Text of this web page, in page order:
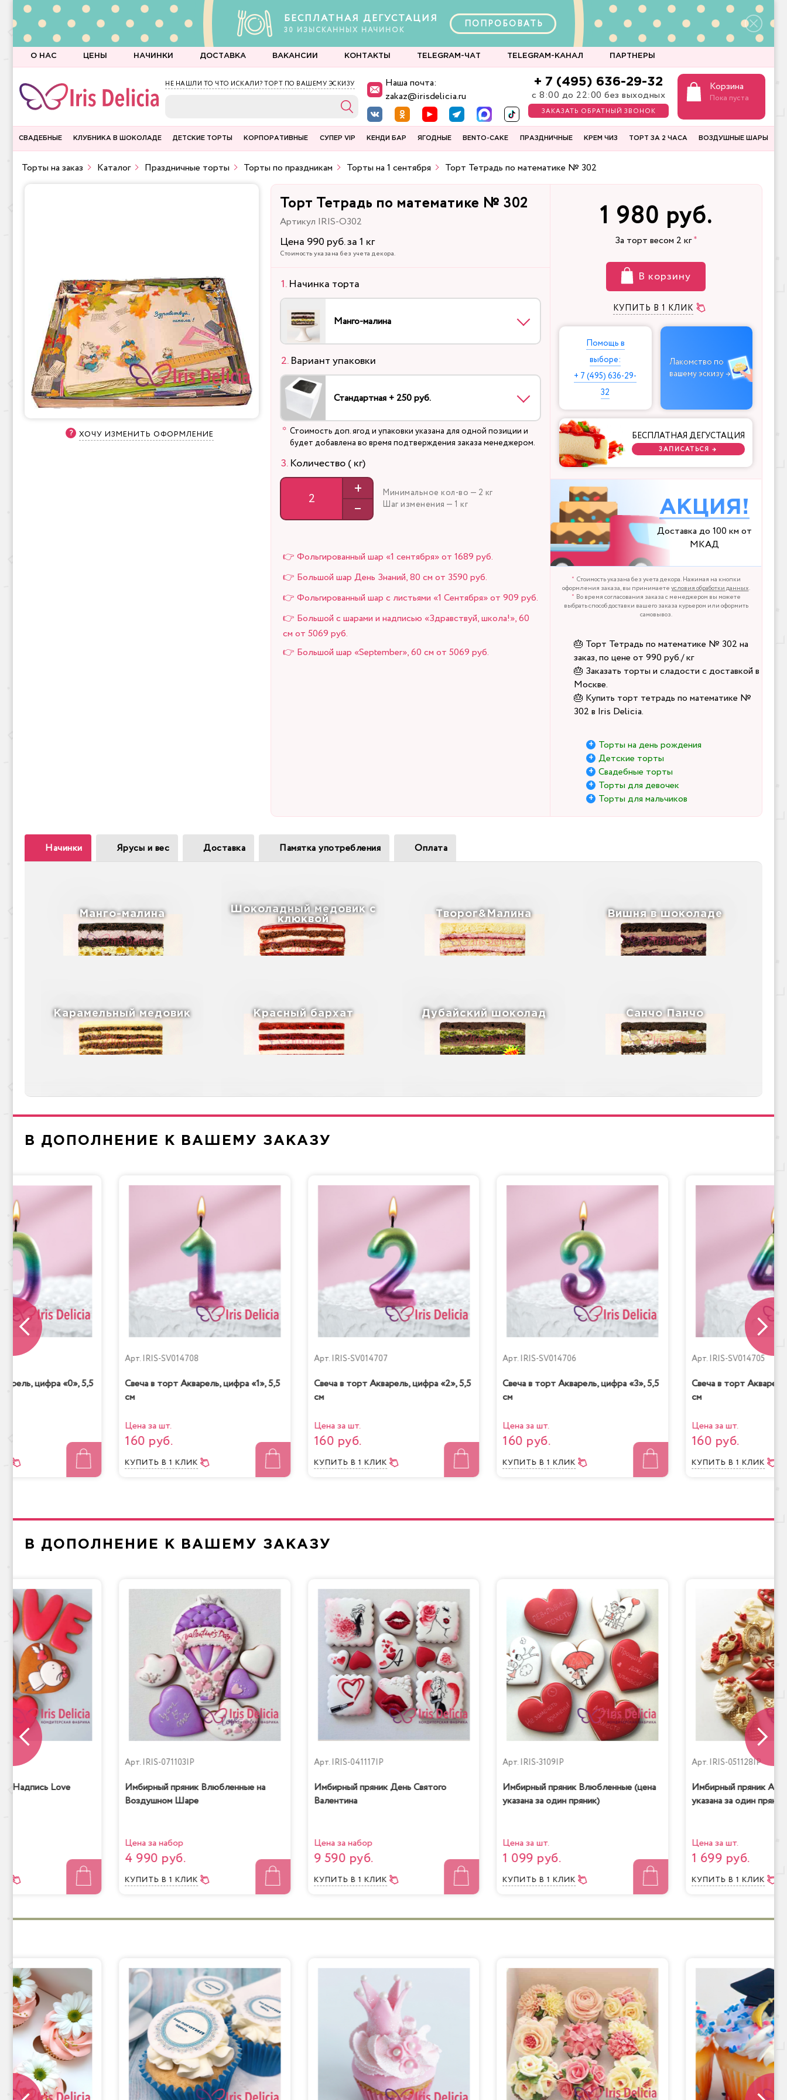
БЕСПЛАТНАЯ ДЕГУСТАЦИЯ
30 ИЗЫСКАННЫХ НАЧИНОК
ПОПРОБОВАТЬ
О НАС ЦЕНЫ НАЧИНКИ ДОСТАВКА ВАКАНСИИ КОНТАКТЫ TELEGRAM-ЧАТ TELEGRAM-КАНАЛ ПАРТНЕРЫ
НЕ НАШЛИ ТО ЧТО ИСКАЛИ? ТОРТ ПО ВАШЕМУ ЭСКИЗУ
Наша почта:
zakaz@irisdelicia.ru
+ 7 (495) 636-29-32
с 8:00 до 22:00 без выходных
ЗАКАЗАТЬ ОБРАТНЫЙ ЗВОНОК
Корзина
Пока пуста
СВАДЕБНЫЕ КЛУБНИКА В ШОКОЛАДЕ ДЕТСКИЕ ТОРТЫ КОРПОРАТИВНЫЕ СУПЕР VIP КЕНДИ БАР ЯГОДНЫЕ BENTO-CAKE ПРАЗДНИЧНЫЕ КРЕМ ЧИЗ ТОРТ ЗА 2 ЧАСА ВОЗДУШНЫЕ ШАРЫ
Торты на заказ Каталог Праздничные торты Торты по праздникам Торты на 1 сентября Торт Тетрадь по математике № 302
ХОЧУ ИЗМЕНИТЬ ОФОРМЛЕНИЕ
Торт Тетрадь по математике № 302
Артикул IRIS-O302
Цена 990 руб. за 1 кг
Стоимость указана без учета декора.
Начинка торта
Манго-малина
Вариант упаковки
Стандартная + 250 руб.
Стоимость доп. ягод и упаковки указана для одной позиции и
будет добавлена во время подтверждения заказа менеджером.
Количество ( кг)
+
–
Минимальное кол-во — 2 кг
Шаг изменения — 1 кг
👉 Фольгированный шар «1 сентября» от 1689 руб.
👉 Большой шар День Знаний, 80 см от 3590 руб.
👉 Фольгированный шар с листьями «1 Сентября» от 909 руб.
👉 Большой с шарами и надписью «Здравствуй, школа!», 60
см от 5069 руб.
👉 Большой шар «September», 60 см от 5069 руб.
1 980 руб.
За торт весом 2 кг
В корзину
КУПИТЬ В 1 КЛИК
Помощь в
выборе:
+ 7 (495) 636-29-
32
Лакомство по
вашему эскизу →
БЕСПЛАТНАЯ ДЕГУСТАЦИЯ
ЗАПИСАТЬСЯ →
АКЦИЯ!
Доставка до 100 км от
МКАД
Стоимость указана без учета декора. Нажимая на кнопки
оформления заказа, вы принимаетеусловия обработки данных.
Во время согласования заказа с менеджером вы можете
выбрать способ доставки вашего заказа курьером или оформить
самовывоз.
🎂 Торт Тетрадь по математике № 302 на
заказ, по цене от 990 руб./ кг
🎂 Заказать торты и сладости с доставкой в
Москве.
🎂 Купить торт тетрадь по математике №
302 в Iris Delicia.
Торты на день рождения
Детские торты
Свадебные торты
Торты для девочек
Торты для мальчиков
Начинки Ярусы и вес Доставка Памятка употребления Оплата
Манго-малина
Шоколадный медовик с
клюквой
Творог&Малина Вишня в шоколаде
Карамельный медовик Красный бархат Дубайский шоколад Санчо Панчо
Груша-кофе-шоколад Наполеон Классический Диетическая с вишней Карамель&Шоколад
Фисташка-Малина Рафаэлло
Черничный
низкокалорийный
Тирамису Бабл Гам
В ДОПОЛНЕНИЕ К ВАШЕМУ ЗАКАЗУ
цифра «0», 5,5
Арт. IRIS-SV014708
Свеча в торт Акварель, цифра «1», 5,5
см
Цена за шт.
160 руб.
КУПИТЬВ 1 КЛИК
Арт. IRIS-SV014707
Свеча в торт Акварель, цифра «2», 5,5
см
Цена за шт.
160 руб.
КУПИТЬ В 1 КЛИК
Арт. IRIS-SV014706
Свеча в торт Акварель, цифра «3», 5,5
см
Цена за шт.
160 руб.
КУПИТЬВ 1 КЛИК
Арт. IRIS-SV014705
Свеча в торт
см
Цена за шт.
160 руб.
КУПИТЬ В 1 КЛИК
В ДОПОЛНЕНИЕ К ВАШЕМУ ЗАКАЗУ
Надпись Love
Арт. IRIS-071103IP
Имбирный пряник Влюбленные на
Воздушном Шаре
Цена за набор
4 990 руб.
КУПИТЬВ 1 КЛИК
Арт. IRIS-041117IP
Имбирный пряник День Святого
Валентина
Цена за набор
9 590 руб.
КУПИТЬ В 1 КЛИК
Арт. IRIS-3109IP
Имбирный пряник Влюбленные (цена
указана за один пряник)
Цена за шт.
1 099 руб.
КУПИТЬВ 1 КЛИК
Арт. IRIS-051128IP
Имбирный пряник
указана за один
Цена за шт.
1 699 руб.
КУПИТЬ В 1 КЛИК